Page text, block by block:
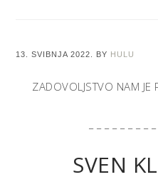
13. SVIBNJA 2022. BY HULU
ZADOVOLJSTVO NAM
SVEN